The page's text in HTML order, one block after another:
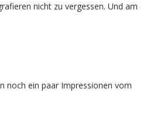
nicht zu vergessen. Und am
noch ein paar Impressionen vom